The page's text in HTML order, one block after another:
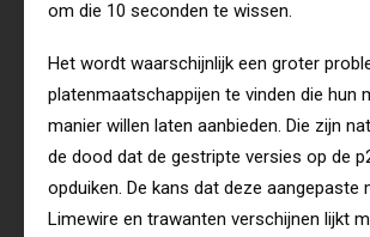
om die 10 seconden te wissen.
Het wordt waarschijnlijk een groter
platenmaatschappijen te vinden die hun
manier willen laten aanbieden. Die zijn
de dood dat de gestripte versies op de
opduiken. De kans dat deze aangepaste
Limewire en trawanten verschijnen lijkt